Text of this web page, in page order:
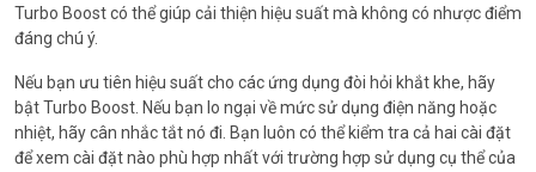
Turbo Boost có thể giúp cải thiện hiệu suất mà không có nhược điểm
đáng chú ý.
Nếu bạn ưu tiên hiệu suất cho các ứng dụng đòi hỏi khắt khe, hãy
bật Turbo Boost. Nếu bạn lo ngại về mức sử dụng điện năng hoặc
nhiệt, hãy cân nhắc tắt nó đi. Bạn luôn có thể kiểm tra cả hai cài đặt
để xem cài đặt nào phù hợp nhất với trường hợp sử dụng cụ thể của